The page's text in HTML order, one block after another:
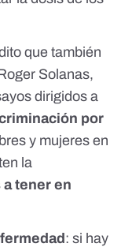
que también
Solanas,
dirigidos a
por
y mujeres en
la
tener en
: si hay